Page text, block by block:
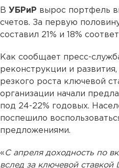
В УБРиР вырос портфель
счетов. За первую
составил 21% и 18%
Как сообщает пресс-
реконструкции и
резкого роста ключевой
организации начали
под 24-22% годовых.
поспешило
предложениями.
« С апреля доходность по
вслед за ключевой ставкой